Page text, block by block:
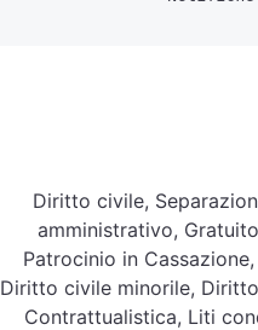
Diritto civile,
amministrativo,
Patrocinio in
Diritto civile minorile,
Contrattualistica, Liti